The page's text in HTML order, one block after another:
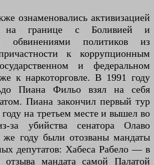
ознаменовались активизацией
на границе с Боливией и
обвинениями политиков из
к коррупционным
и федеральном
к наркоторговле. В 1991 году
Пиана Фильо взял на себя
Пиана закончил первый тур
на третьем месте и вышел во
за убийства сенатора Олаво
году были отозваны мандаты
депутатов: Хабеса Рабело — в
отзыва мандата самой Палатой